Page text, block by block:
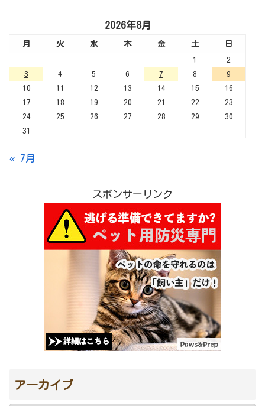
2026年8月
月 火 水 木 金 土
日
1
2
3
4 5 6 7 8
9
10
11 12 13 14 15
16
17
18 19 20 21 22
23
24
25 26 27 28 29
30
31
« 7月
スポンサーリンク
アーカイブ